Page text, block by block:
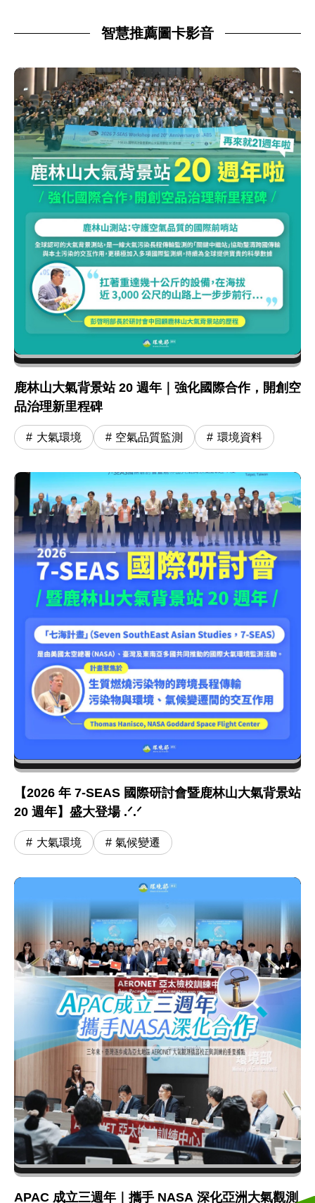
智慧推薦圖卡影音
鹿林山大氣背景站 20 週年｜強化國際合作，開創空
品治理新里程碑
大氣環境 空氣品質監測 環境資料
【2026 年 7-SEAS 國際研討會暨鹿林山大氣背景站
20 週年】盛大登場 .ᐟ.ᐟ
大氣環境 氣候變遷
APAC 成立三週年｜攜手 NASA 深化亞洲大氣觀測